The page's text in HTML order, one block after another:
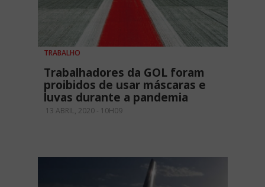
TRABALHO
Trabalhadores da GOL foram
proibidos de usar máscaras e
luvas durante a pandemia
13 ABRIL, 2020 - 10H09